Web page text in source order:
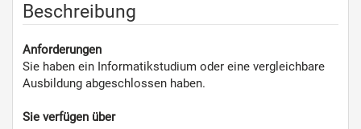
Beschreibung
Anforderungen
Sie haben ein Informatikstudium oder eine vergleichbare
Ausbildung abgeschlossen haben.
Sie verfügen über